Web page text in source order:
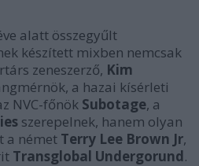
alatt összegyűlt
készített mixben nemcsak
zeneszerző, Kim
a hazai kísérleti
NVC-főnök Subotage, a
szerepelnek, hanem olyan
a német Terry Lee Brown Jr,
Transglobal Undergorund.